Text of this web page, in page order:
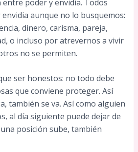
entre poder y envidia. Todos
aunque no lo busquemos:
dinero, carisma, pareja,
o incluso por atrevernos a vivir
no se permiten.
ser honestos: no todo debe
que conviene proteger. Así
también se va. Así como alguien
al día siguiente puede dejar de
posición sube, también